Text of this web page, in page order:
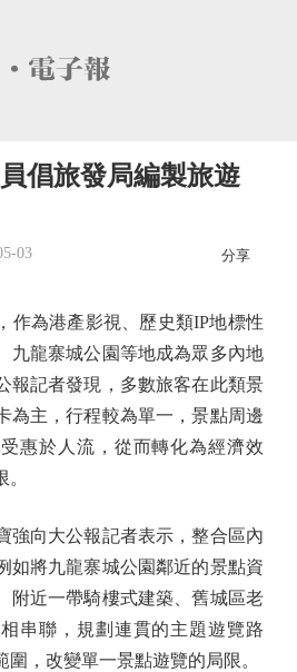
倡旅發局編製旅遊
03 分享
為港產影視、歷史類IP地標性
九龍寨城公園等地成為眾多內地
報記者發現，多數旅客在此類景
為主，行程較為單一，景點周邊
惠於人流，從而轉化為經濟效
向大公報記者表示，整合區內
如將九龍寨城公園鄰近的景點資
附近一帶騎樓式建築、舊城區老
串聯，規劃連貫的主題遊覽路
，改變單一景點遊覽的局限。